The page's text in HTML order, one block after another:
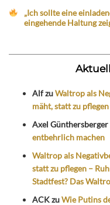
„Ich sollte eine
eingehende Haltung
AlfzuWaltrop als
mäht, statt zu pflegen
Axel Günthersberger
entbehrlich machen
Waltrop als
statt zu pflegen –
Stadtfest? Das
ACKzuWie Putins